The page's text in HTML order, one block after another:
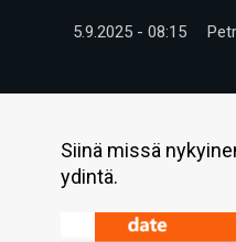
5.9.2025 - 08:15
Siinä missä
ydintä.